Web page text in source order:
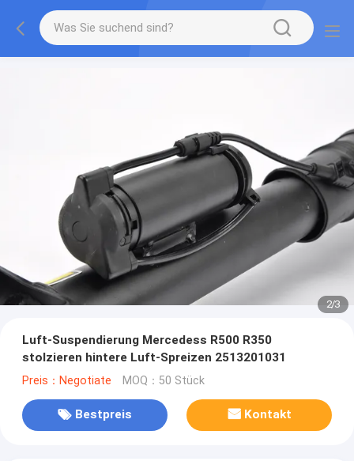
2/3
Luft-Suspendierung Mercedess R500 R350
stolzieren hintere Luft-Spreizen 2513201031
Preis：Negotiate MOQ：50 Stück
Bestpreis Kontakt